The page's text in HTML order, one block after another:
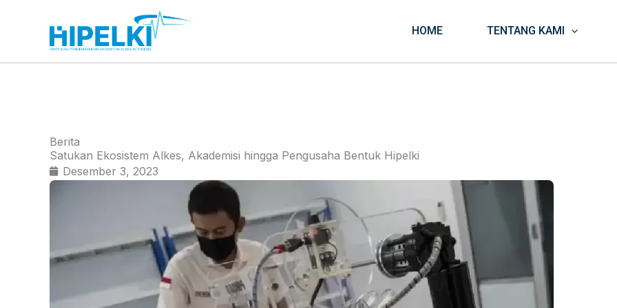
HOME TENTANG KAMI
Berita
Satukan Ekosistem Alkes, Akademisi hingga Pengusaha Bentuk Hipelki
Desember 3, 2023